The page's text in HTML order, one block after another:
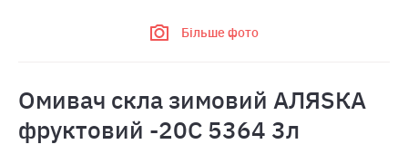
Більше фото
Омивач скла зимовий АЛЯSКА
фруктовий -20C 5364 3л